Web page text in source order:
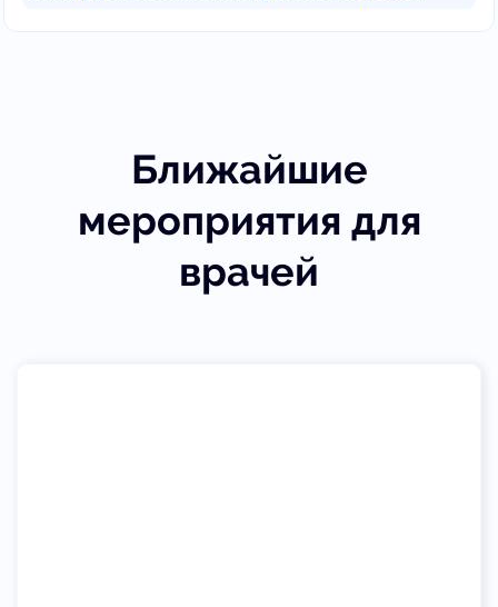
Ближайшие
мероприятия для
врачей